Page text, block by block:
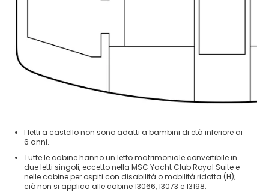
I letti a castello non sono adatti a bambini di età inferiore ai
6 anni.
Tutte le cabine hanno un letto matrimoniale convertibile in
due letti singoli, eccetto nella MSC Yacht Club Royal Suite e
nelle cabine per ospiti con disabilità o mobilità ridotta (H);
ciò non si applica alle cabine 13066, 13073 e 13198.